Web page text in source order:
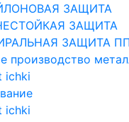
ЗАЩИТА
ЗАЩИТА
ЗАЩИТА ПП
производство
ichki
ichki